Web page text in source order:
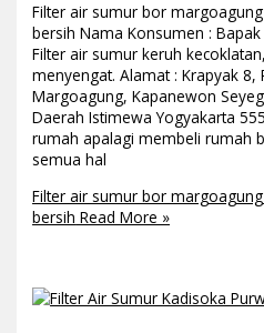
Filter air sumur bor
bersih Nama Konsumen :
Filter air sumur keruh
menyengat. Alamat : Krapyak 8,
Margoagung, Kapanewon
Daerah Istimewa Yogyakarta
rumah apalagi membeli rumah
semua hal
Filter air sumur bor
bersih Read More »